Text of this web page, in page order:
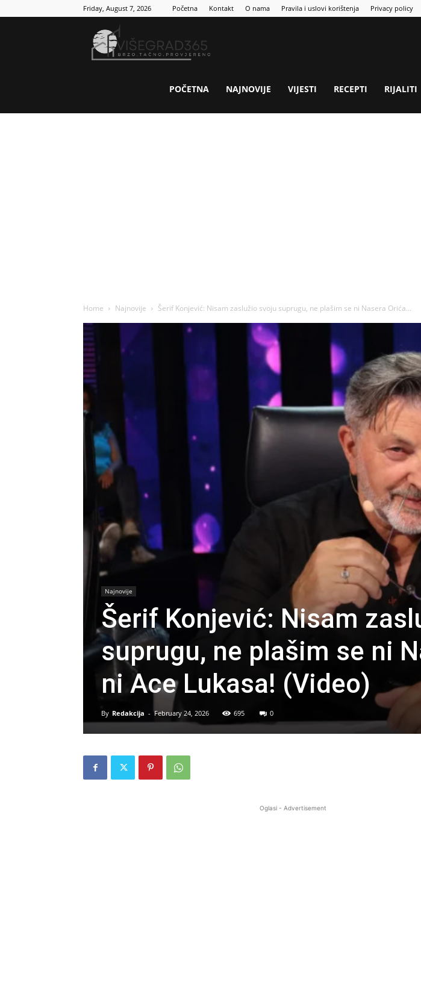
Friday, August 7, 2026 Početna Kontakt O nama Pravila i uslovi korištenja Privacy policy
365
POČETNA NAJNOVIJE VIJESTI RECEPTI RIJALITI
Home Najnovije Šerif Konjević: Nisam zaslužio svoju suprugu, ne plašim se ni Nasera Orića...
Najnovije
Šerif Konjević: Nisam
suprugu, ne plašim se ni
ni Ace Lukasa! (Video)
By Redakcija - February 24, 2026 695 0
Oglasi - Advertisement